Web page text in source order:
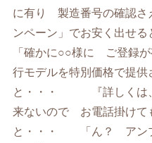
に有り 製造番号の確認
ンペーン」でお安く出せ
「確かに○○様に ご登録
行モデルを特別価格で提供
と・・・ 『詳しくは、
来ないので お電話掛けて
と・・・ 「ん？ アン